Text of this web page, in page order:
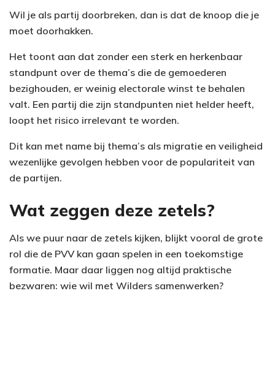
Wil je als partij doorbreken, dan is dat de knoop die je
moet doorhakken.
Het toont aan dat zonder een sterk en herkenbaar
standpunt over de thema’s die de gemoederen
bezighouden, er weinig electorale winst te behalen
valt. Een partij die zijn standpunten niet helder heeft,
loopt het risico irrelevant te worden.
Dit kan met name bij thema’s als migratie en veiligheid
wezenlijke gevolgen hebben voor de populariteit van
de partijen.
Wat zeggen deze zetels?
Als we puur naar de zetels kijken, blijkt vooral de grote
rol die de PVV kan gaan spelen in een toekomstige
formatie. Maar daar liggen nog altijd praktische
bezwaren: wie wil met Wilders samenwerken?